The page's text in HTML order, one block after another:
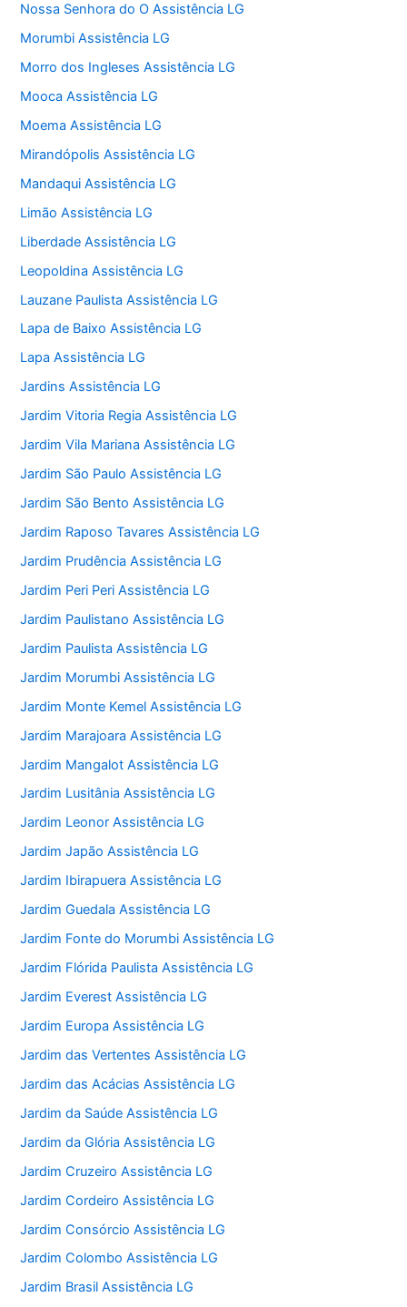
Nossa Senhora do O Assistência LG
Morumbi Assistência LG
Morro dos Ingleses Assistência LG
Mooca Assistência LG
Moema Assistência LG
Mirandópolis Assistência LG
Mandaqui Assistência LG
Limão Assistência LG
Liberdade Assistência LG
Leopoldina Assistência LG
Lauzane Paulista Assistência LG
Lapa de Baixo Assistência LG
Lapa Assistência LG
Jardins Assistência LG
Jardim Vitoria Regia Assistência LG
Jardim Vila Mariana Assistência LG
Jardim São Paulo Assistência LG
Jardim São Bento Assistência LG
Jardim Raposo Tavares Assistência LG
Jardim Prudência Assistência LG
Jardim Peri Peri Assistência LG
Jardim Paulistano Assistência LG
Jardim Paulista Assistência LG
Jardim Morumbi Assistência LG
Jardim Monte Kemel Assistência LG
Jardim Marajoara Assistência LG
Jardim Mangalot Assistência LG
Jardim Lusitânia Assistência LG
Jardim Leonor Assistência LG
Jardim Japão Assistência LG
Jardim Ibirapuera Assistência LG
Jardim Guedala Assistência LG
Jardim Fonte do Morumbi Assistência LG
Jardim Flórida Paulista Assistência LG
Jardim Everest Assistência LG
Jardim Europa Assistência LG
Jardim das Vertentes Assistência LG
Jardim das Acácias Assistência LG
Jardim da Saúde Assistência LG
Jardim da Glória Assistência LG
Jardim Cruzeiro Assistência LG
Jardim Cordeiro Assistência LG
Jardim Consórcio Assistência LG
Jardim Colombo Assistência LG
Jardim Brasil Assistência LG